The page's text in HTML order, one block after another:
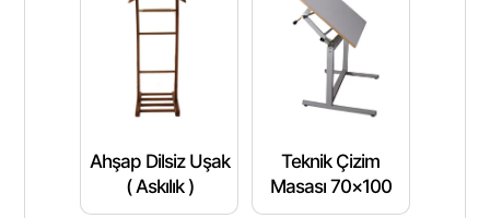
Ahşap Dilsiz Uşak
( Askılık )
Teknik Çizim
Masası 70×100